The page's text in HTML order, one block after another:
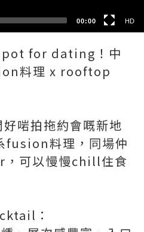
00:00 HD
for dating！中
料理 x rooftop
啱拍拖約會嘅新地
fusion料理，同場仲
可以慢慢chill住食
：